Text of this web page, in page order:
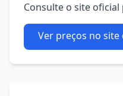
Consulte o site
Ver preços no site